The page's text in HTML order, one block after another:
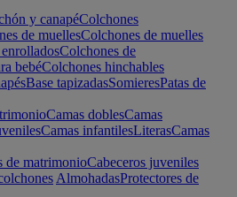
y canapéColchones
de muellesColchones de muelles
Colchones de
bebéColchones hinchables
Base tapizadasSomieresPatas de
Camas doblesCamas
Camas infantilesLiterasCamas
de matrimonioCabeceros juveniles
AlmohadasProtectores de